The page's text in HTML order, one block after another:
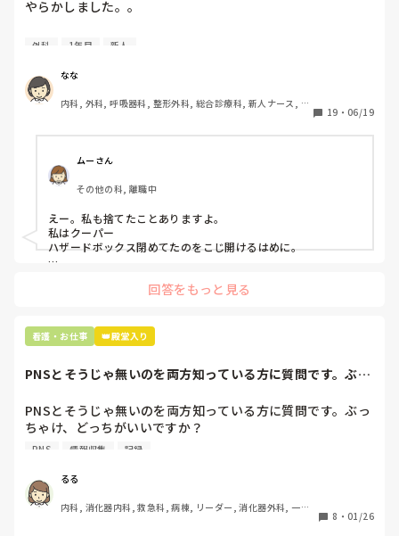
やらかしました。。
今日はじめての創処置をしました。
ゴミと一緒に、ノリで鑷子達を捨てました。。
患者に使用した物品は使い捨て、という認識が頭の中にあっ
て…。
プリセプターに
「普通鑷子捨てる！？明らかに使い捨てて良いような安物じ
ゃないよね？」
「そんなミスした新人、あなたが初めてだよ」
と言われました。。
たしかに、よくよく考えてみれば
手術室で使った物品も全部滅菌して使いまわすし、
なんで頭回らなかったんだろう😭
市長さんは、
患者さんに迷惑かけたわけじゃないから大丈夫、
自分が情けなくて情けなくて😭
こんなバカな私をせめて笑い飛ばしてください笑
外科 1年目 新人
なな
内科, 外科, 呼吸器科, 整形外科, 総合診療科, 新人ナース, 脳
19 ・ 06/19
ムーさん
その他の科, 離職中
えー。私も捨てたことありますよ。
私はクーパー
ハザードボックス閉めてたのをこじ開けるはめに。
に出しちゃったり。(これは問題か💦)
回答をもっと見る
看護・お仕事 👑殿堂入り
PNSとそうじゃ無いのを両方知っている方に質問です。ぶっ
PNSとそうじゃ無いのを両方知っている方に質問です。ぶっ
ちゃけ、どっちがいいですか？
後、PNSを廃止しました。
私は、そのPNSを廃止した病棟からまだPNSをやっている病
棟に9月に異動してきました。
PNS 情報収集 記録
るる
内科, 消化器内科, 救急科, 病棟, リーダー, 消化器外科, 一般
8 ・ 01/26